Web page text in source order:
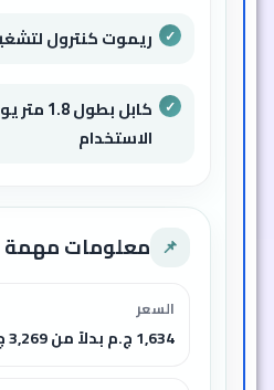
ريموت كنترول
كابل
الاستخدام
📌 معلومات مهمة
السعر
1,634 ج.م بدلاً من 3,269 ج.م (خصم 50%)